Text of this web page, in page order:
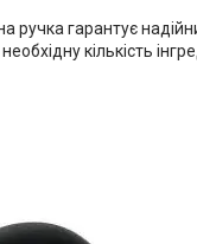
гарантує
кількість